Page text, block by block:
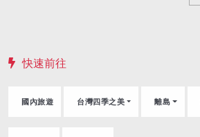
快速前往
國內旅遊 台灣四季之美 離島